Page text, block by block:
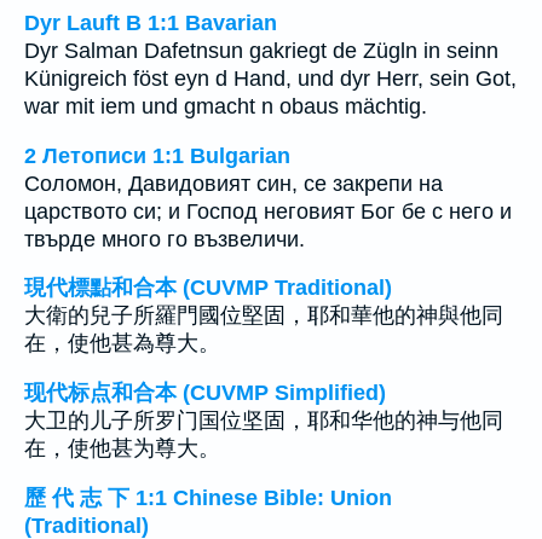
Dyr Lauft B 1:1 Bavarian
Dyr Salman Dafetnsun gakriegt de Zügln in seinn
Künigreich föst eyn d Hand, und dyr Herr, sein Got,
war mit iem und gmacht n obaus mächtig.
2 Летописи 1:1 Bulgarian
Соломон, Давидовият син, се закрепи на
царството си; и Господ неговият Бог бе с него и
твърде много го възвеличи.
現代標點和合本 (CUVMP Traditional)
大衛的兒子所羅門國位堅固，耶和華他的神與他同
在，使他甚為尊大。
现代标点和合本 (CUVMP Simplified)
大卫的儿子所罗门国位坚固，耶和华他的神与他同
在，使他甚为尊大。
歷 代 志 下 1:1 Chinese Bible: Union
(Traditional)